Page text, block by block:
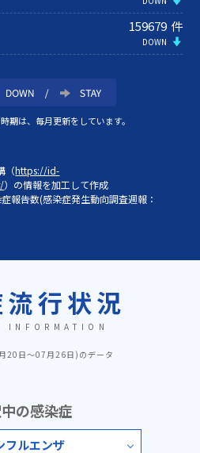
159679 件
期は、毎月更新をしています。
（https://id-
）の情報を加工して作成
報告数(感染症発生動向調査週報：
行状況
INFORMATION
20日～07月26日)のデータ
の感染症
フルエンザ